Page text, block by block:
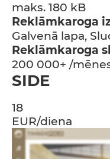
maks. 180 kB
Reklāmkaroga
Galvenā lapa,
Reklāmkaroga
200 000+ /
SIDE
18
EUR/diena